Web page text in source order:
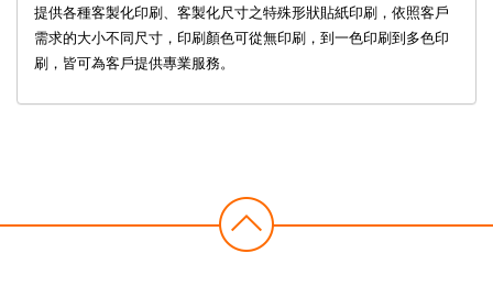
提供各種客製化印刷、客製化尺寸之特殊形狀貼紙印刷，依照客戶
需求的大小不同尺寸，印刷顏色可從無印刷，到一色印刷到多色印
刷，皆可為客戶提供專業服務。